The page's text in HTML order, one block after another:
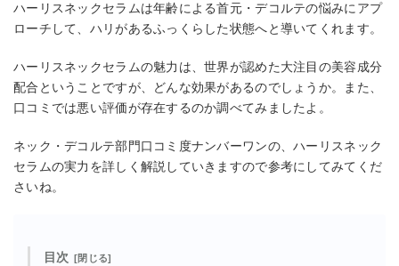
ハーリスネックセラムは年齢による首元・デコルテの悩みにアプ
ローチして、ハリがあるふっくらした状態へと導いてくれます。
ハーリスネックセラムの魅力は、世界が認めた大注目の美容成分
配合ということですが、どんな効果があるのでしょうか。また、
口コミでは悪い評価が存在するのか調べてみましたよ。
ネック・デコルテ部門口コミ度ナンバーワンの、ハーリスネック
セラムの実力を詳しく解説していきますので参考にしてみてくだ
さいね。
目次